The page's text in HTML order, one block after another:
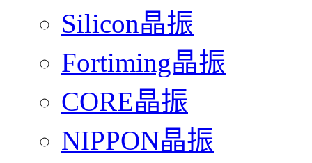
Silicon晶振
Fortiming晶振
CORE晶振
NIPPON晶振